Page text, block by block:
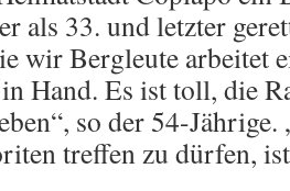
als 33. und letzter
wir Bergleute arbeitet
in Hand. Es ist toll, die
so der 54-
treffen zu dürfen,